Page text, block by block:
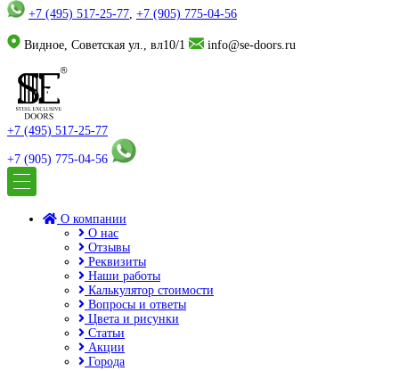
+7 (495) 517-25-77, +7 (905) 775-04-56
Видное, Советская ул., вл10/1 info@se-doors.ru
+7 (495) 517-25-77
+7 (905) 775-04-56
О компании
О нас
Отзывы
Реквизиты
Наши работы
Калькулятор стоимости
Вопросы и ответы
Цвета и рисунки
Статьи
Акции
Города